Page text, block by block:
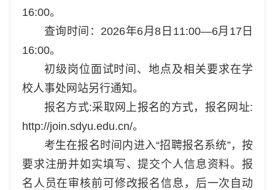
16:00。
查询时间：2026年6月8日11:00—6月17日
16:00。
初级岗位面试时间、地点及相关要求在学
校人事处网站另行通知。
报名方式:采取网上报名的方式，报名网址:
http://join.sdyu.edu.cn/。
考生在报名时间内进入“招聘报名系统”，按
要求注册并如实填写、提交个人信息资料。报
名人员在审核前可修改报名信息，后一次自动